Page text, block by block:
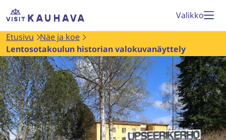
Siirry
Etusivu
Valikko
Etusivu Näe ja koe
Lentosotakoulun historian valokuvanäyttely